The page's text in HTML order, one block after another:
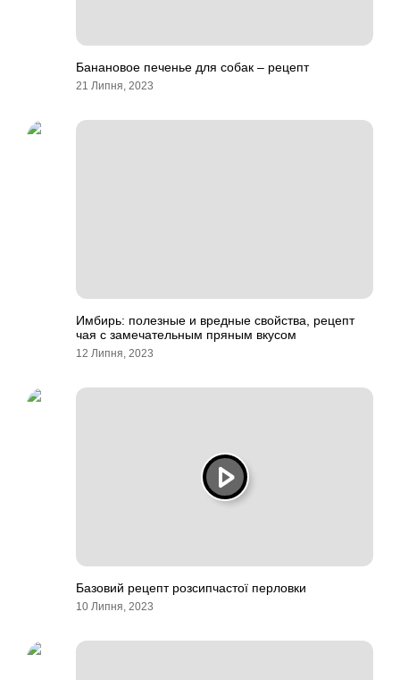
Банановое печенье для собак – рецепт
21 Липня, 2023
Имбирь: полезные и вредные свойства, рецепт
чая с замечательным пряным вкусом
12 Липня, 2023
Базовий рецепт розсипчастої перловки
10 Липня, 2023